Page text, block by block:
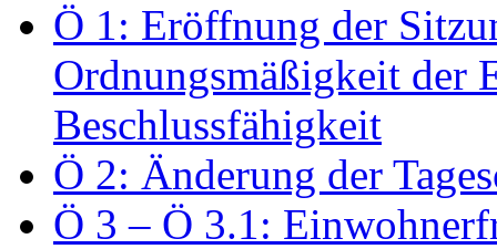
Ö 1: Eröffnung der
Ordnungsmäßigkeit der
Beschlussfähigkeit
Ö 2: Änderung der
Ö 3 – Ö 3.1: